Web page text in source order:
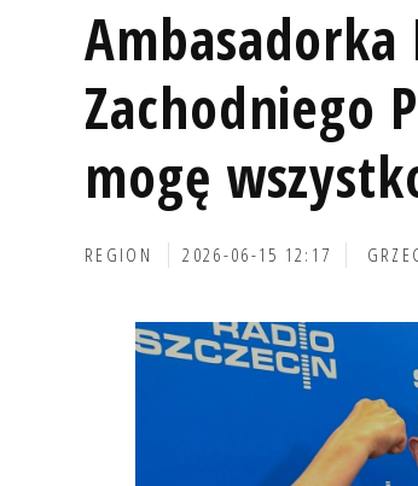
Ambasadorka
Zachodniego
mogę
REGION 2026-06-15 12:17